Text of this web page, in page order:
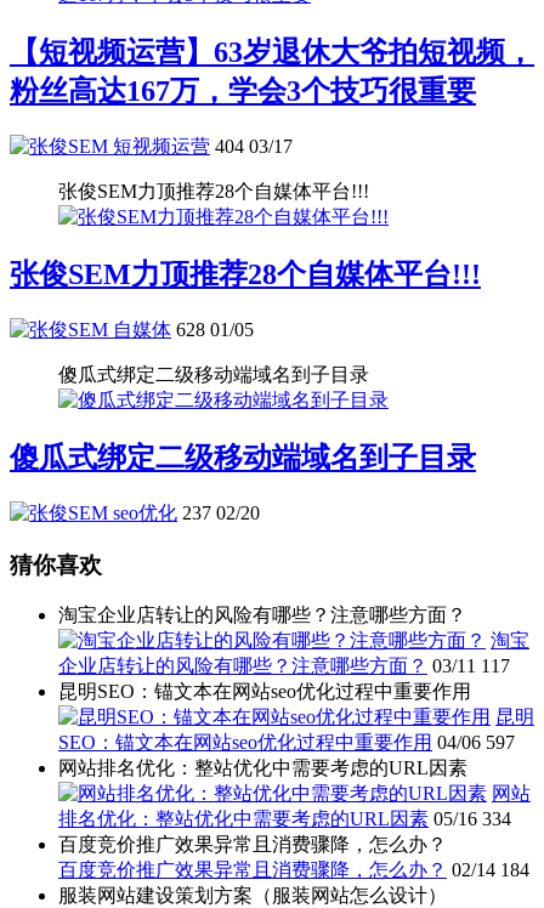
【短视频运营】63岁退休大爷拍短视频，
粉丝高达167万，学会3个技巧很重要
短视频运营 404 03/17
张俊SEM力顶推荐28个自媒体平台!!!
张俊SEM力顶推荐28个自媒体平台!!!
自媒体 628 01/05
傻瓜式绑定二级移动端域名到子目录
傻瓜式绑定二级移动端域名到子目录
seo优化 237 02/20
猜你喜欢
淘宝企业店转让的风险有哪些？注意哪些方面？
淘宝
企业店转让的风险有哪些？注意哪些方面？ 03/11 117
昆明SEO：锚文本在网站seo优化过程中重要作用
昆明
SEO：锚文本在网站seo优化过程中重要作用 04/06 597
网站排名优化：整站优化中需要考虑的URL因素
网站
排名优化：整站优化中需要考虑的URL因素 05/16 334
百度竞价推广效果异常且消费骤降，怎么办？
百度竞价推广效果异常且消费骤降，怎么办？ 02/14 184
服装网站建设策划方案（服装网站怎么设计）